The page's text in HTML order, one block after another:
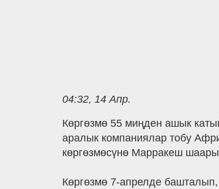
04:32, 14 Апр.
Көргөзмө 55 миңден ашык
аралык компаниялар тобу
көргөзмөсүнө Марракеш
Көргөзмө 7-апрелде